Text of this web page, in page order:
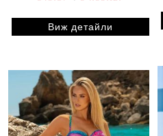
Виж детайли